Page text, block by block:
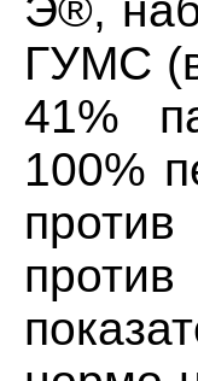
ГУМС
41%
100%